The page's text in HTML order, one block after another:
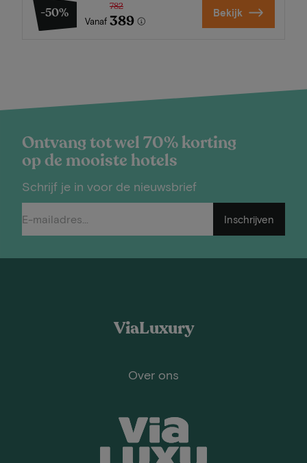
-50%
Vanaf
782
389 Bekijk
Ontvang tot wel 70% korting
op de mooiste hotels
Schrijf je in voor de nieuwsbrief
Inschrijven
ViaLuxury
Over ons